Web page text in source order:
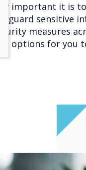
important it is
sensitive
measures
options for you